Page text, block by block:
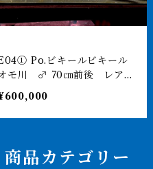
Po.ビキールビキール
モ川 ♂ 70㎝前後 レア
槽外計測 薬浴完了済
商品カテゴリー